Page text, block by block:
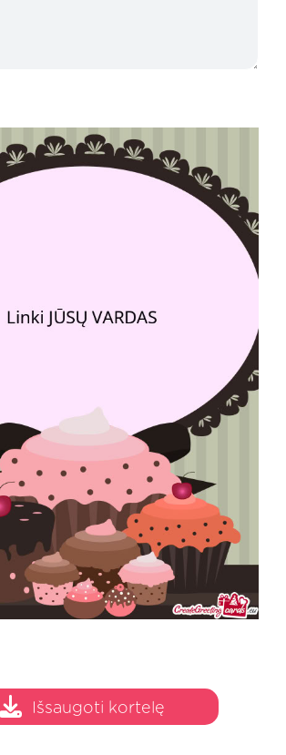
Išsaugoti kortelę